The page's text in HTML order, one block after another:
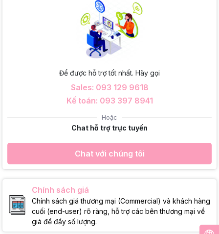
Để được hỗ trợ tốt nhất. Hãy gọi
Sales: 093 129 9618
Kế toán: 093 397 8941
Hoặc
Chat hỗ trợ trực tuyến
Chat với chúng tôi
Chính sách giá
Chính sách giá thương mại (Commercial) và khách hàng
cuối (end-user) rõ ràng, hỗ trợ các bên thương mại về
giá để đẩy số lượng.